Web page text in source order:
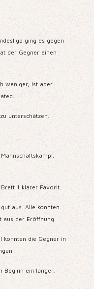
ging es gegen
der Gegner einen
weniger, ist aber
unterschätzen.
1 klarer Favorit.
aus. Alle konnten
aus der Eröffnung.
konnten die Gegner in
Beginn ein langer,